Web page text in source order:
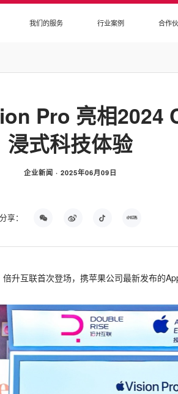
我们的服务 行业案例 合作
Pro 亮相2024
浸式科技体验
企业新闻 · 2025年06月09日
分享：
升互联首次登场，携苹果公司最新发布的